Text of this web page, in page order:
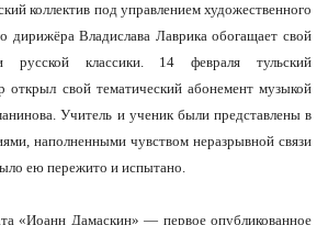
коллектив под управлением художественного
дирижёра Владислава Лаврика обогащает свой
русской классики. 14 февраля тульский
открыл свой тематический абонемент музыкой
Учитель и ученик были представлены в
наполненными чувством неразрывной связи
ею пережито и испытано.
«Иоанн Дамаскин» — первое опубликованное